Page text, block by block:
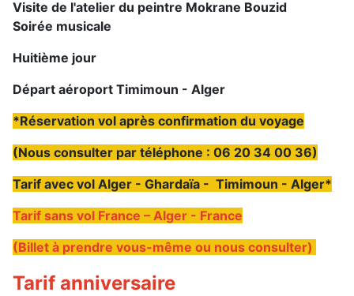
Visite de l'atelier du peintre Mokrane Bouzid
Soirée musicale
Huitième jour
Départ aéroport Timimoun - Alger
*Réservation vol après confirmation du voyage
(Nous consulter par téléphone : 06 20 34 00 36)
Tarif avec vol Alger - Ghardaïa - Timimoun - Alger*
Tarif sans vol France – Alger - France
(Billet à prendre vous-même ou nous consulter)
Tarif anniversaire